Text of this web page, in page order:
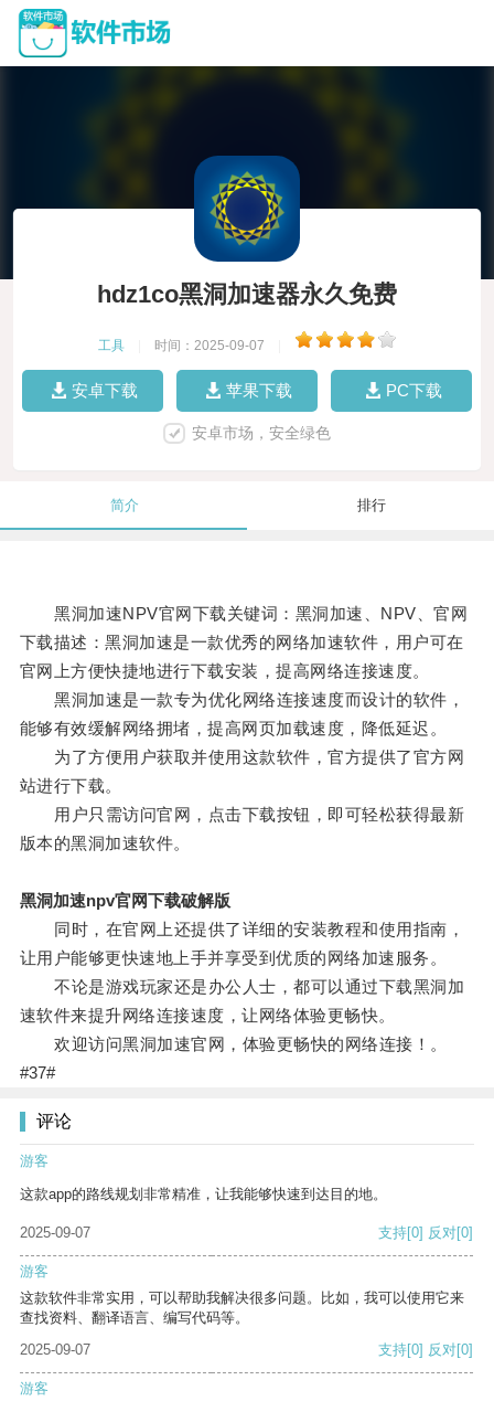
hdz1co黑洞加速器永久免费
工具 时间：2025-09-07
安卓下载 苹果下载 PC下载
安卓市场，安全绿色
简介 排行
黑洞加速NPV官网下载关键词：黑洞加速、NPV、官网
下载描述：黑洞加速是一款优秀的网络加速软件，用户可在
官网上方便快捷地进行下载安装，提高网络连接速度。
黑洞加速是一款专为优化网络连接速度而设计的软件，
能够有效缓解网络拥堵，提高网页加载速度，降低延迟。
为了方便用户获取并使用这款软件，官方提供了官方网
站进行下载。
用户只需访问官网，点击下载按钮，即可轻松获得最新
版本的黑洞加速软件。
黑洞加速npv官网下载破解版
同时，在官网上还提供了详细的安装教程和使用指南，
让用户能够更快速地上手并享受到优质的网络加速服务。
不论是游戏玩家还是办公人士，都可以通过下载黑洞加
速软件来提升网络连接速度，让网络体验更畅快。
欢迎访问黑洞加速官网，体验更畅快的网络连接！。
#37#
评论
游客
这款app的路线规划非常精准，让我能够快速到达目的地。
2025-09-07 支持[0] 反对[0]
游客
这款软件非常实用，可以帮助我解决很多问题。比如，我可以使用它来
查找资料、翻译语言、编写代码等。
2025-09-07
支持[0] 反对[0]
游客